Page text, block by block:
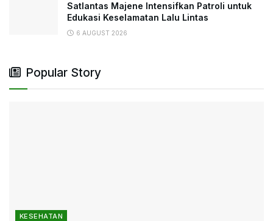
Satlantas Majene Intensifkan Patroli untuk
Edukasi Keselamatan Lalu Lintas
6 AUGUST 2026
Popular Story
KESEHATAN